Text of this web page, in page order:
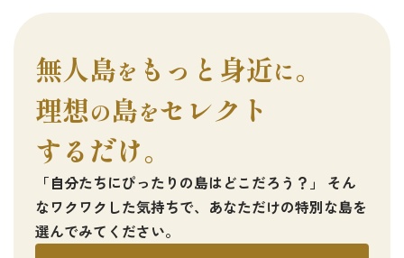
無人島を もっと身近に。
理想の島をセレクト
するだけ。
「自分たちにぴったりの島はどこだろう？」
そん
なワクワクした気持ちで、あなただけの特別な島を
選んでみてください。